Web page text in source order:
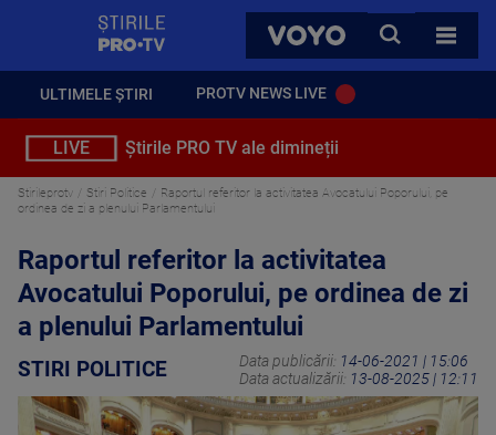
VOYO
CAUTA
TOATE
ULTIMELE ȘTIRI PROTV NEWS LIVE
LIVE Știrile PRO TV ale dimineții
Stirileprotv Stiri Politice
Raportul referitor la activitatea Avocatului Poporului, pe
ordinea de zi a plenului Parlamentului
Raportul referitor la activitatea
Avocatului Poporului, pe ordinea de zi
a plenului Parlamentului
STIRI POLITICE Data publicării: 14-06-2021 | 15:06
Data actualizării: 13-08-2025 | 12:11